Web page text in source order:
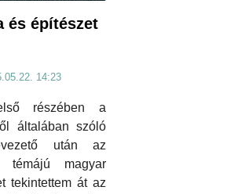
és építészet
14:23
részében a
általában szóló
után az
témájú magyar
tekintettem át az